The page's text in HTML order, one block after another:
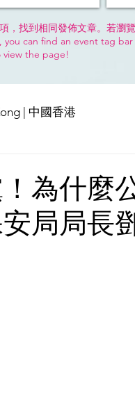
找到相同發佈文章。若瀏
can find an event tag
the page!
| 中國香港
康 World | 世界
為什麼
局局長